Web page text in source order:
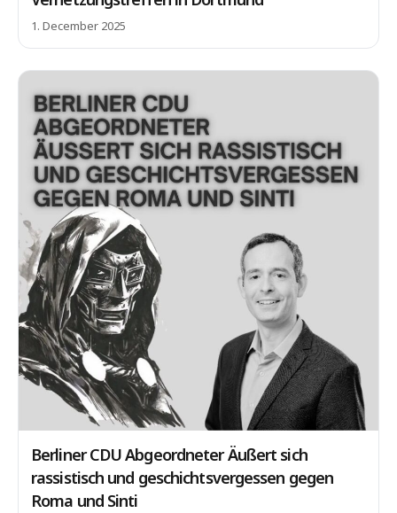
1. December 2025
Berliner CDU Abgeordneter Äußert sich
rassistisch und geschichtsvergessen gegen
Roma und Sinti